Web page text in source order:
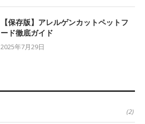
【保存版】アレルゲンカットペットフ
ード徹底ガイド
2025年7月29日
(2)